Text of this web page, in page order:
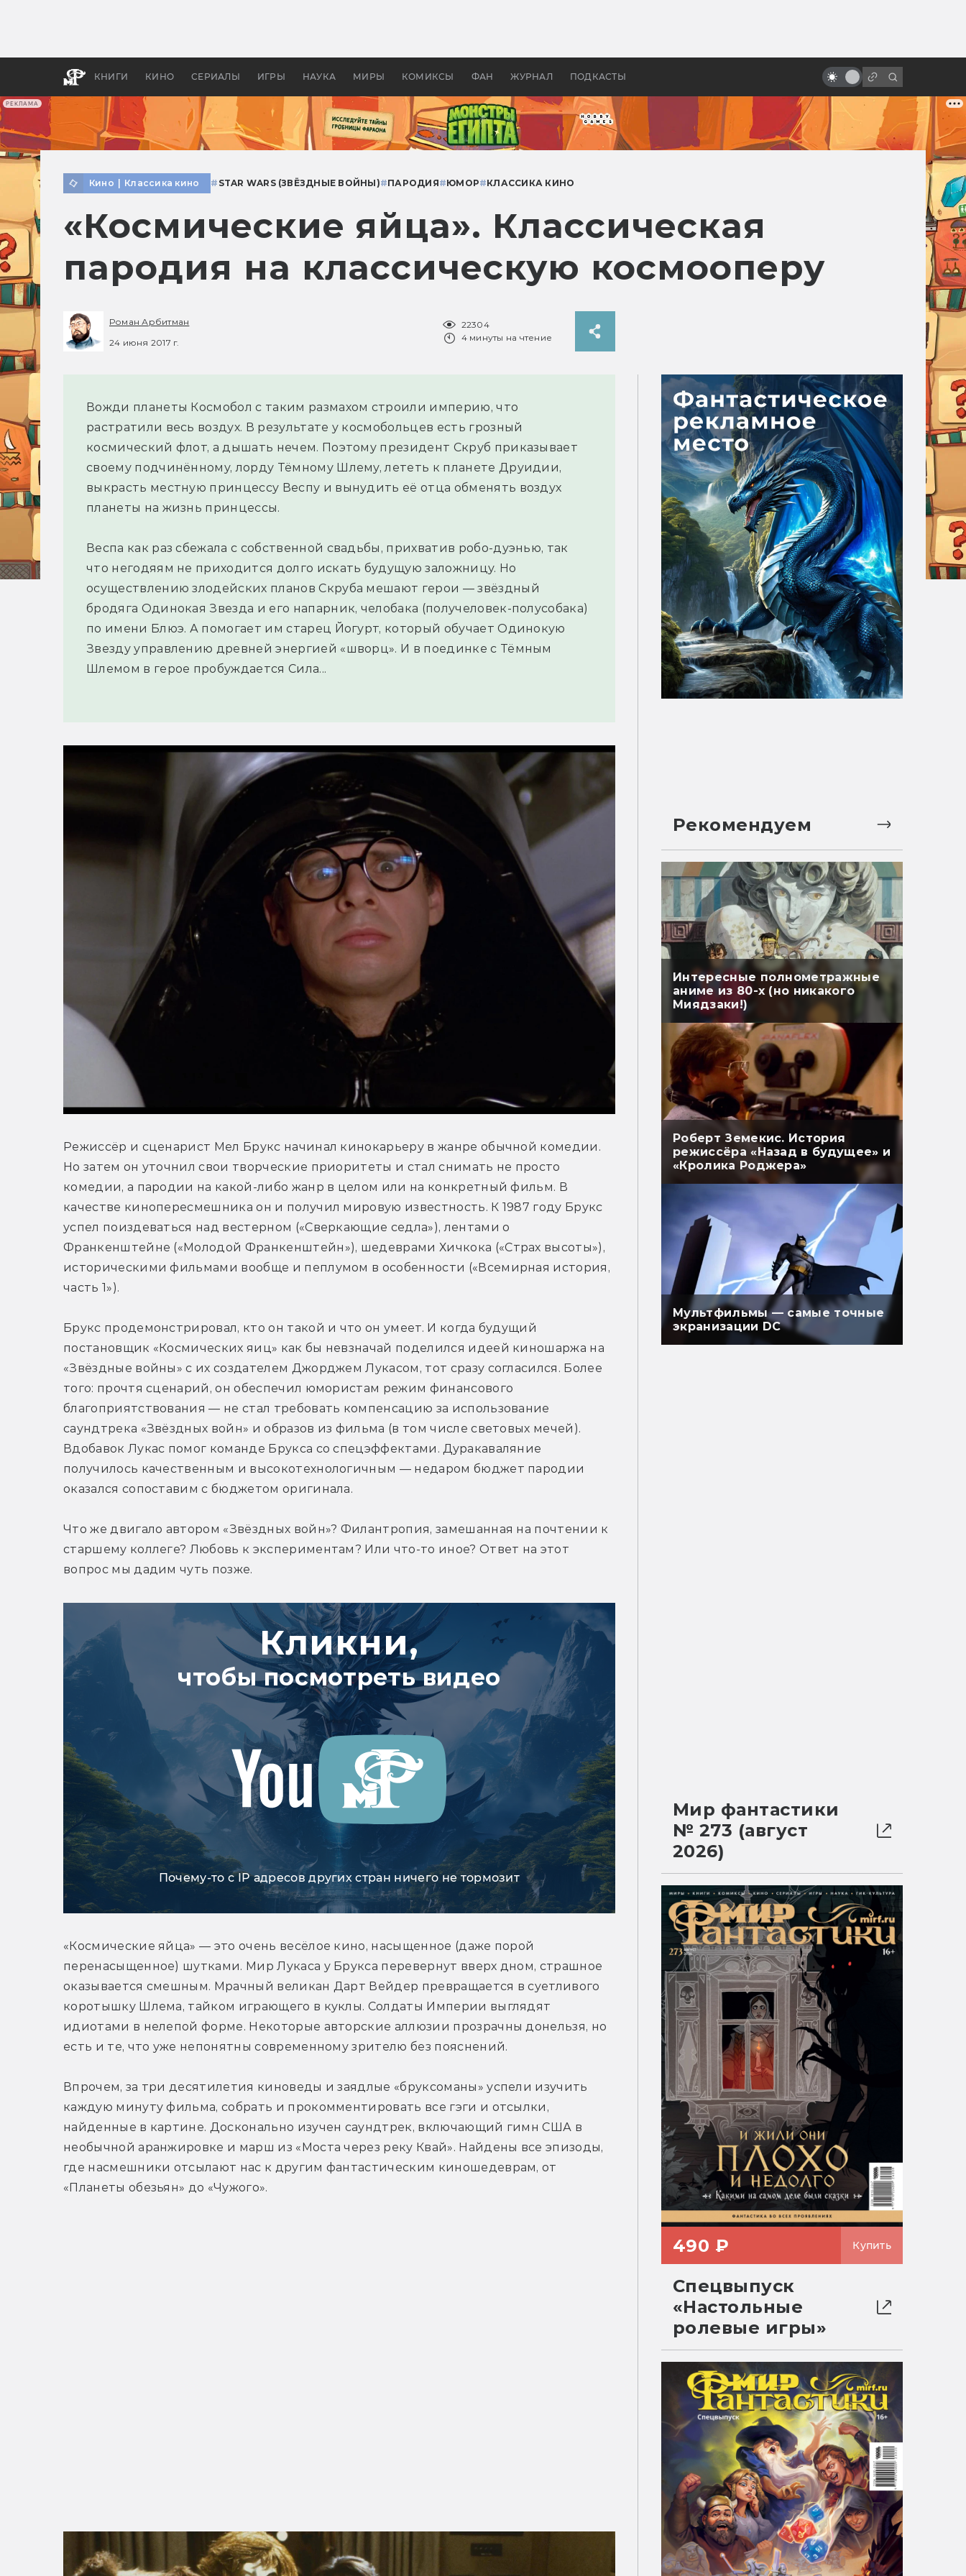
РЕКЛАМА
КНИГИ КИНО СЕРИАЛЫ ИГРЫ НАУКА МИРЫ КОМИКСЫ ФАН ЖУРНАЛ ПОДКАСТЫ
бы «Властелина колец»
Древней Грецией
книги и фильма
Кино Классика кино # STAR WARS (ЗВЁЗДНЫЕ ВОЙНЫ)#ПАРОДИЯ#ЮМОР#КЛАССИКА КИНО
«Космические яйца». Классическая
пародия на классическую космооперу
Роман Арбитман
24 июня 2017 г.
22304
4 минуты на чтение
Вожди планеты Космобол с таким размахом строили империю, что
растратили весь воздух. В результате у космобольцев есть грозный
космический флот, а дышать нечем. Поэтому президент Скруб приказывает
своему подчинённому, лорду Тёмному Шлему, лететь к планете Друидии,
выкрасть местную принцессу Веспу и вынудить её отца обменять воздух
планеты на жизнь принцессы.
Веспа как раз сбежала с собственной свадьбы, прихватив робо-дуэнью, так
что негодяям не приходится долго искать будущую заложницу. Но
осуществлению злодейских планов Скруба мешают герои — звёздный
бродяга Одинокая Звезда и его напарник, челобака (получеловек-полусобака)
по имени Блюэ. А помогает им старец Йогурт, который обучает Одинокую
Звезду управлению древней энергией «шворц». И в поединке с Тёмным
Шлемом в герое пробуждается Сила...
Режиссёр и сценарист Мел Брукс начинал кинокарьеру в жанре обычной комедии.
Но затем он уточнил свои творческие приоритеты и стал снимать не просто
комедии, а пародии на какой-либо жанр в целом или на конкретный фильм. В
качестве кинопересмешника он и получил мировую известность. К 1987 году Брукс
успел поиздеваться над вестерном («Сверкающие седла»), лентами о
Франкенштейне («Молодой Франкенштейн»), шедеврами Хичкока («Страх высоты»),
историческими фильмами вообще и пеплумом в особенности («Всемирная история,
часть 1»).
Брукс продемонстрировал, кто он такой и что он умеет. И когда будущий
постановщик «Космических яиц» как бы невзначай поделился идеей киношаржа на
«Звёздные войны» с их создателем Джорджем Лукасом, тот сразу согласился. Более
того: прочтя сценарий, он обеспечил юмористам режим финансового
благоприятствования — не стал требовать компенсацию за использование
саундтрека «Звёздных войн» и образов из фильма (в том числе световых мечей).
Вдобавок Лукас помог команде Брукса со спецэффектами. Дуракаваляние
получилось качественным и высокотехнологичным — недаром бюджет пародии
оказался сопоставим с бюджетом оригинала.
Что же двигало автором «Звёздных войн»? Филантропия, замешанная на почтении к
старшему коллеге? Любовь к экспериментам? Или что-то иное? Ответ на этот
вопрос мы дадим чуть позже.
Кликни,
чтобы посмотреть видео
Почему-то с IP адресов других стран ничего не тормозит
«Космические яйца» — это очень весёлое кино, насыщенное (даже порой
перенасыщенное) шутками. Мир Лукаса у Брукса перевернут вверх дном, страшное
оказывается смешным. Мрачный великан Дарт Вейдер превращается в суетливого
коротышку Шлема, тайком играющего в куклы. Солдаты Империи выглядят
идиотами в нелепой форме. Некоторые авторские аллюзии прозрачны донельзя, но
есть и те, что уже непонятны современному зрителю без пояснений.
Впрочем, за три десятилетия киноведы и заядлые «бруксоманы» успели изучить
каждую минуту фильма, собрать и прокомментировать все гэги и отсылки,
найденные в картине. Досконально изучен саундтрек, включающий гимн США в
необычной аранжировке и марш из «Моста через реку Квай». Найдены все эпизоды,
где насмешники отсылают нас к другим фантастическим киношедеврам, от
«Планеты обезьян» до «Чужого».
Рекомендуем
Интересные полнометражные
аниме из 80-х (но никакого
Миядзаки!)
Роберт Земекис. История
режиссёра «Назад в будущее» и
«Кролика Роджера»
Мультфильмы — самые точные
экранизации DC
Мир фантастики
№ 273 (август
2026)
490 ₽ Купить
Спецвыпуск
«Настольные
ролевые игры»